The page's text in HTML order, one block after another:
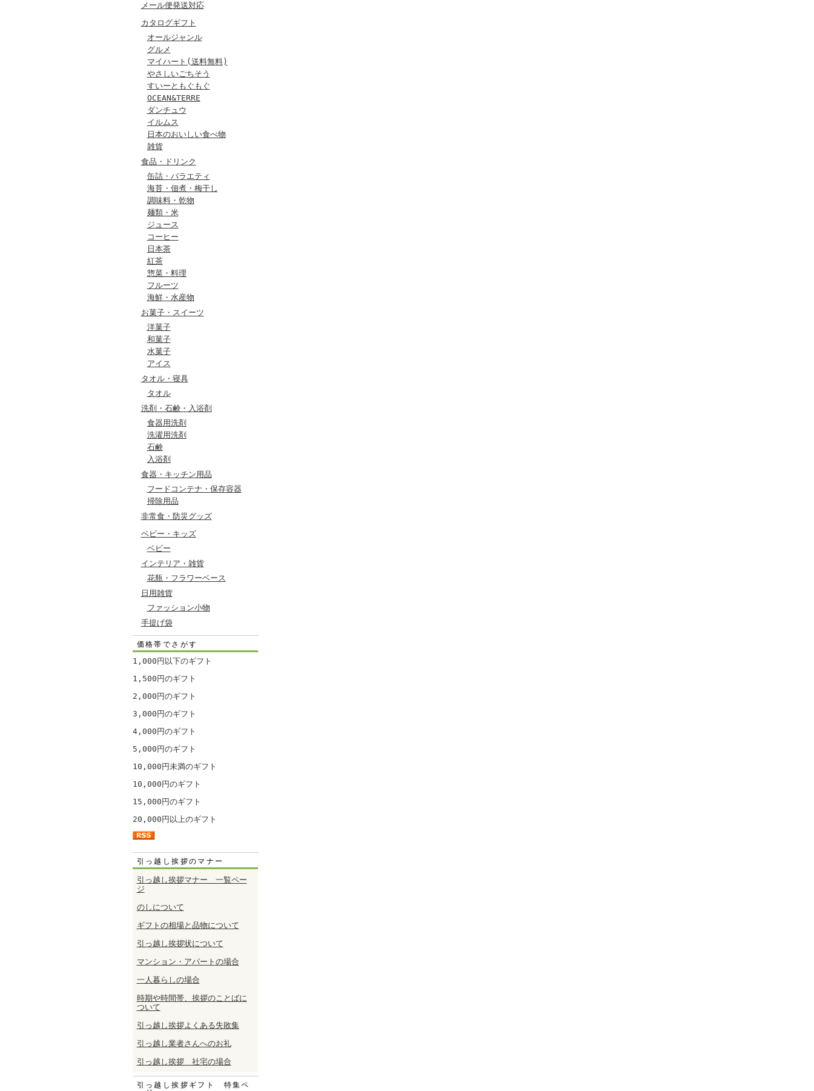
メール便発送対応
カタログギフト
オールジャンル
グルメ
マイハート(送料無料)
やさしいごちそう
すいーともぐもぐ
OCEAN&TERRE
ダンチュウ
イルムス
日本のおいしい食べ物
雑貨
食品・ドリンク
缶詰・バラエティ
海苔・佃煮・梅干し
調味料・乾物
麺類・米
ジュース
コーヒー
日本茶
紅茶
惣菜・料理
フルーツ
海鮮・水産物
お菓子・スイーツ
洋菓子
和菓子
水菓子
アイス
タオル・寝具
タオル
洗剤・石鹸・入浴剤
食器用洗剤
洗濯用洗剤
石鹸
入浴剤
食器・キッチン用品
フードコンテナ・保存容器
掃除用品
非常食・防災グッズ
ベビー・キッズ
ベビー
インテリア・雑貨
花瓶・フラワーベース
日用雑貨
ファッション小物
手提げ袋
価格帯でさがす
1,000円以下のギフト
1,500円のギフト
2,000円のギフト
3,000円のギフト
4,000円のギフト
5,000円のギフト
10,000円未満のギフト
10,000円のギフト
15,000円のギフト
20,000円以上のギフト
引っ越し挨拶のマナー
引っ越し挨拶マナー 一覧ペー
ジ
のしについて
ギフトの相場と品物について
引っ越し挨拶状について
マンション・アパートの場合
一人暮らしの場合
時期や時間帯、挨拶のことばに
ついて
引っ越し挨拶よくある失敗集
引っ越し業者さんへのお礼
引っ越し挨拶 社宅の場合
引っ越し挨拶ギフト 特集ペ